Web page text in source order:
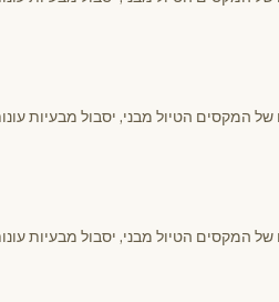
המקסים הטיול מבני, יסבול מבעיות
המקסים הטיול מבני, יסבול מבעיות